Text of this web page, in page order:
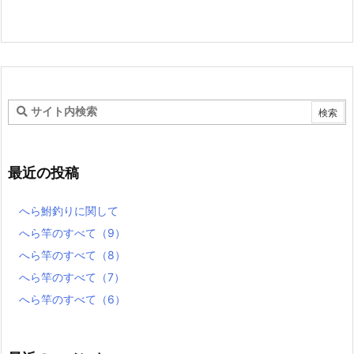
最近の投稿
へら鮒釣りに関して
へら竿のすべて（9）
へら竿のすべて（8）
へら竿のすべて（7）
へら竿のすべて（6）